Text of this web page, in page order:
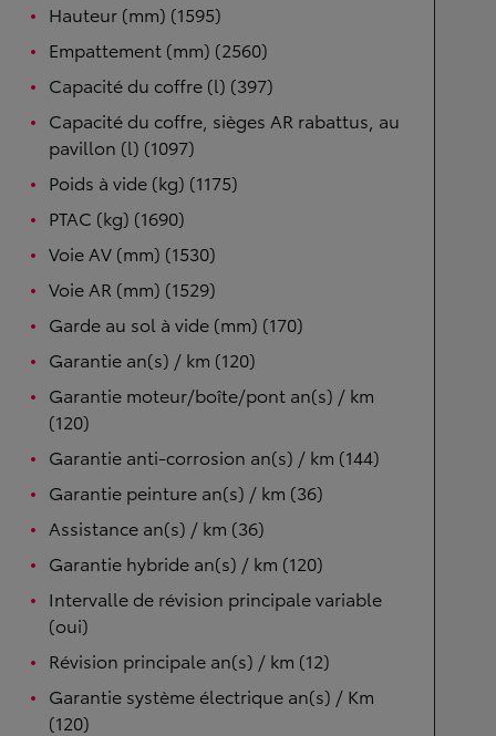
Hauteur (mm) (1595)
Empattement (mm) (2560)
Capacité du coffre (l) (397)
Capacité du coffre, sièges AR rabattus, au
pavillon (l) (1097)
Poids à vide (kg) (1175)
PTAC (kg) (1690)
Voie AV (mm) (1530)
Voie AR (mm) (1529)
Garde au sol à vide (mm) (170)
Garantie an(s) / km (120)
Garantie moteur/boîte/pont an(s) / km
(120)
Garantie anti-corrosion an(s) / km (144)
Garantie peinture an(s) / km (36)
Assistance an(s) / km (36)
Garantie hybride an(s) / km (120)
Intervalle de révision principale variable
(oui)
Révision principale an(s) / km (12)
Garantie système électrique an(s) / Km
(120)